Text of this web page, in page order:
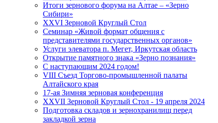
Итоги зернового форума на Алтае – «Зерно
Сибири»
XXVI Зерновой Круглый Стол
Семинар «Живой формат общения с
представителями государственных органов»
Услуги элеватора п. Мегет, Иркутская область
Открытие памятного знака «Зерно познания»
С наступающим 2024 годом!
VIII Съезд Торгово-промышленной палаты
Алтайского края
17-ая Зимняя зерновая конференция
XXVII Зерновой Круглый Стол - 19 апреля 2024
Подготовка складов и зернохранилищ перед
закладкой зерна